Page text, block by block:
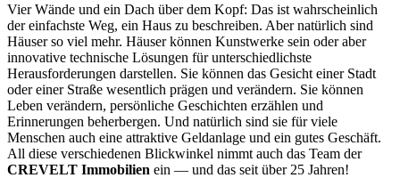
Vier Wände und ein Dach über dem Kopf: Das ist wahrscheinlich
der einfachste Weg, ein Haus zu beschreiben. Aber natürlich sind
Häuser so viel mehr. Häuser können Kunstwerke sein oder aber
innovative technische Lösungen für unterschiedlichste
Herausforderungen darstellen. Sie können das Gesicht einer Stadt
oder einer Straße wesentlich prägen und verändern. Sie können
Leben verändern, persönliche Geschichten erzählen und
Erinnerungen beherbergen. Und natürlich sind sie für viele
Menschen auch eine attraktive Geldanlage und ein gutes Geschäft.
All diese verschiedenen Blickwinkel nimmt auch das Team der
CREVELT Immobilien ein — und das seit über 25 Jahren!